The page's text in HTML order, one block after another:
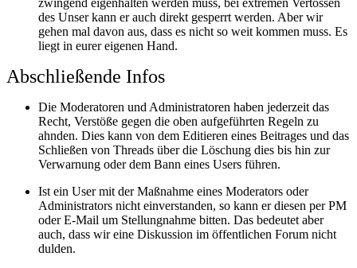
zwingend eigenhalten werden muss, bei extremen Vertössen
des Unser kann er auch direkt gesperrt werden. Aber wir
gehen mal davon aus, dass es nicht so weit kommen muss. Es
liegt in eurer eigenen Hand.
Abschließende Infos
Die Moderatoren und Administratoren haben jederzeit das
Recht, Verstöße gegen die oben aufgeführten Regeln zu
ahnden. Dies kann von dem Editieren eines Beitrages und das
Schließen von Threads über die Löschung dies bis hin zur
Verwarnung oder dem Bann eines Users führen.
Ist ein User mit der Maßnahme eines Moderators oder
Administrators nicht einverstanden, so kann er diesen per PM
oder E-Mail um Stellungnahme bitten. Das bedeutet aber
auch, dass wir eine Diskussion im öffentlichen Forum nicht
dulden.